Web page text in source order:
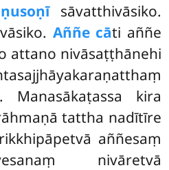
sāvatthivāsiko.
Aññe cāti aññe
attano nivāsaṭṭhānehi
Manasākaṭassa kira
tattha nadītīre
aññesaṃ
nivāretvā